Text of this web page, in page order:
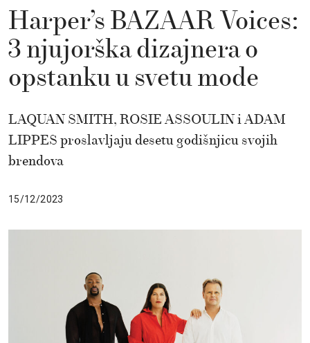
Harper’s BAZAAR Voices:
3 njujorška dizajnera o
opstanku u svetu mode
LAQUAN SMITH, ROSIE ASSOULIN i ADAM
LIPPES proslavljaju desetu godišnjicu svojih
brendova
15/12/2023